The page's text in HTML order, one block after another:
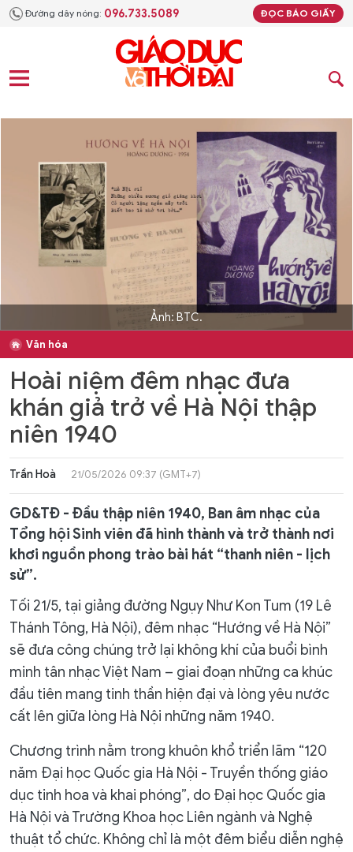
Đường dây nóng: 096.733.5089 ĐỌC BÁO GIẤY
Ảnh: BTC.
Văn hóa
Hoài niệm đêm nhạc đưa
khán giả trở về Hà Nội thập
niên 1940
Trần Hoà 21/05/2026 09:37 (GMT+7)
GD&TĐ - Đầu thập niên 1940, Ban âm nhạc của
Tổng hội Sinh viên đã hình thành và trở thành nơi
khơi nguồn phong trào bài hát “thanh niên - lịch
sử”.
Tối 21/5, tại giảng đường Ngụy Như Kon Tum (19 Lê
Thánh Tông, Hà Nội), đêm nhạc “Hướng về Hà Nội”
sẽ đưa công chúng trở lại không khí của buổi bình
minh tân nhạc Việt Nam – giai đoạn những ca khúc
đầu tiên mang tinh thần hiện đại và lòng yêu nước
cất lên giữa lòng Hà Nội những năm 1940.
Chương trình nằm trong khuôn khổ triển lãm “120
năm Đại học Quốc gia Hà Nội - Truyền thống giáo
dục tinh hoa và khai phóng”, do Đại học Quốc gia
Hà Nội và Trường Khoa học Liên ngành và Nghệ
thuật tổ chức. Không chỉ là một đêm biểu diễn nghệ